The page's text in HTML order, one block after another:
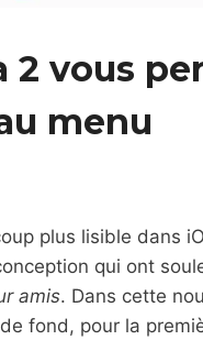
2 vous
menu
plus lisible dans
qui ont
amis. Dans cette
fond, pour la